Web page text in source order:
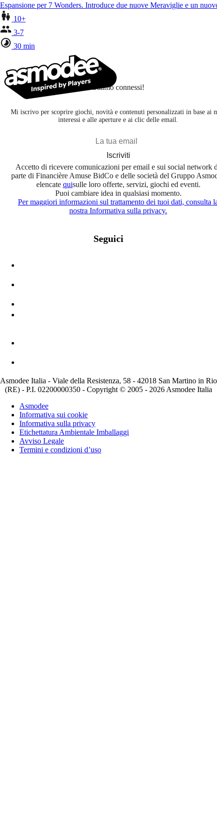
Espansione per 7 Wonders. Introduce due nuove Meraviglie e un
10+
3-7
30 min
Stiamo connessi!
Mi iscrivo per scoprire giochi, novità e contenuti personalizzati in base ai
interessi e alle aperture e ai clic delle email.
Iscriviti
Accetto di ricevere comunicazioni per email e sui social network
parte di Financière Amuse BidCo e delle società del Gruppo
elencate quisulle loro offerte, servizi, giochi ed eventi.
Puoi cambiare idea in qualsiasi momento.
Per maggiori informazioni sul trattamento dei tuoi dati, consulta
nostra Informativa sulla privacy.
Seguici
Asmodee Italia - Viale della Resistenza, 58 - 42018 San Martino in Rio
(RE) - P.I. 02200000350 - Copyright © 2005 - 2026 Asmodee Italia
Asmodee
Informativa sui cookie
Informativa sulla privacy
Etichettatura Ambientale Imballaggi
Avviso Legale
Termini e condizioni d’uso